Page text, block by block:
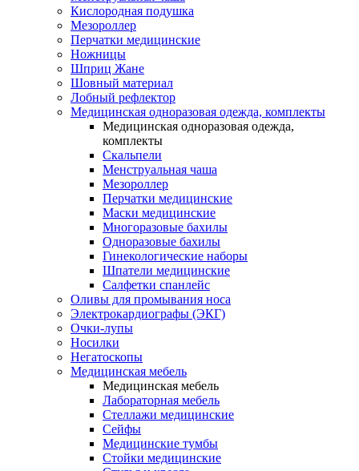
Кислородная подушка
Мезороллер
Перчатки медицинские
Ножницы
Шприц Жане
Шовный материал
Лобный рефлектор
Медицинская одноразовая одежда, комплекты
Медицинская одноразовая одежда,
комплекты
Скальпели
Менструальная чаша
Мезороллер
Перчатки медицинские
Маски медицинские
Многоразовые бахилы
Одноразовые бахилы
Гинекологические наборы
Шпатели медицинские
Салфетки спанлейс
Оливы для промывания носа
Электрокардиографы (ЭКГ)
Очки-лупы
Носилки
Негатоскопы
Медицинская мебель
Медицинская мебель
Лабораторная мебель
Стеллажи медицинские
Сейфы
Медицинские тумбы
Стойки медицинские